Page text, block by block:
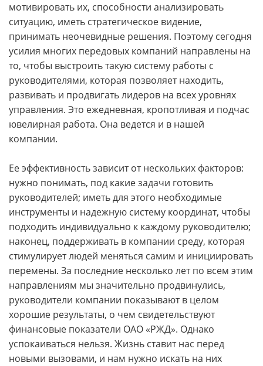
мотивировать их, способности анализировать
ситуацию, иметь стратегическое видение,
принимать неочевидные решения. Поэтому сегодня
усилия многих передовых компаний направлены на
то, чтобы выстроить такую систему работы с
руководителями, которая позволяет находить,
развивать и продвигать лидеров на всех уровнях
управления. Это ежедневная, кропотливая и подчас
ювелирная работа. Она ведется и в нашей
компании.
Ее эффективность зависит от нескольких факторов:
нужно понимать, под какие задачи готовить
руководителей; иметь для этого необходимые
инструменты и надежную систему координат, чтобы
подходить индивидуально к каждому руководителю;
наконец, поддерживать в компании среду, которая
стимулирует людей меняться самим и инициировать
перемены. За последние несколько лет по всем этим
направлениям мы значительно продвинулись,
руководители компании показывают в целом
хорошие результаты, о чем свидетельствуют
финансовые показатели ОАО «РЖД». Однако
успокаиваться нельзя. Жизнь ставит нас перед
новыми вызовами, и нам нужно искать на них